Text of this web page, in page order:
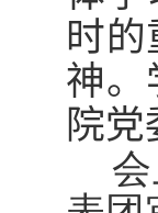
时
神。
院